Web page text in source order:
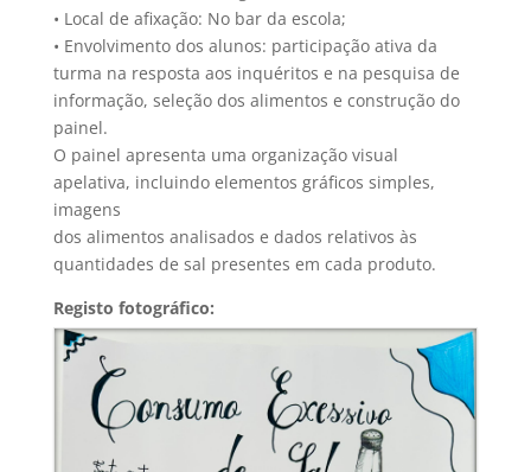
• Local de afixação: No bar da escola;
• Envolvimento dos alunos: participação ativa da
turma na resposta aos inquéritos e na pesquisa de
informação, seleção dos alimentos e construção do
painel.
O painel apresenta uma organização visual
apelativa, incluindo elementos gráficos simples,
imagens
dos alimentos analisados e dados relativos às
quantidades de sal presentes em cada produto.
Registo fotográfico: